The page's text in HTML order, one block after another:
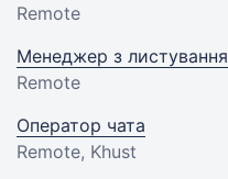
Remote
Менеджер з листування
Remote
Оператор чата
Remote, Khust